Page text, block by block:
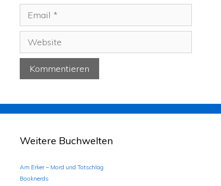
Weitere Buchwelten
Am Erker – Mord und Totschlag
Booknerds